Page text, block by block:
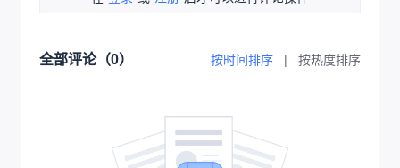
全部评论（0） 按时间排序 | 按热度排序